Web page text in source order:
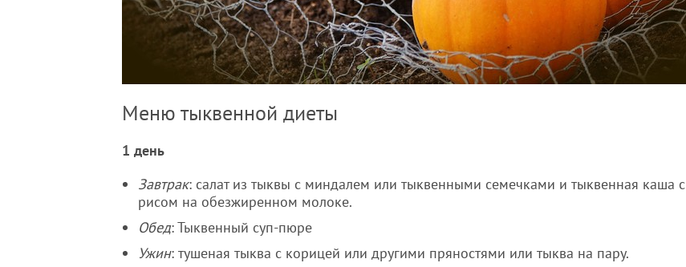
Меню тыквенной диеты
1 день
Завтрак: салат из тыквы с миндалем или тыквенными семечками и тыквенная каша с
рисом на обезжиренном молоке.
Обед: Тыквенный суп-пюре
Ужин: тушеная тыква с корицей или другими пряностями или тыква на пару.